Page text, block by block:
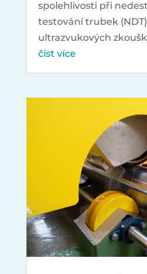
spolehlivosti při
testování trubek
ultrazvukových
číst více